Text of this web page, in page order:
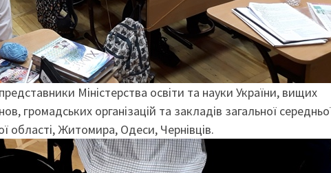
Міністерства освіти та науки України, вищих
громадських організацій та закладів загальної
області, Житомира, Одеси, Чернівців.